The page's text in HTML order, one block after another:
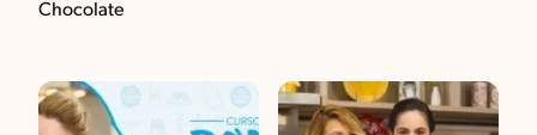
Chocolate